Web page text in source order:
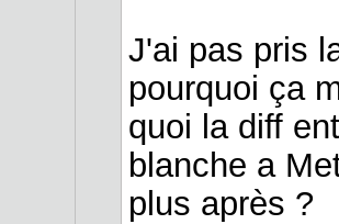
J'ai pas pris
pourquoi ça
quoi la diff
blanche a
plus après ?